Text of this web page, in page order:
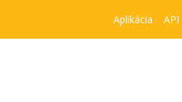
Aplikácia API